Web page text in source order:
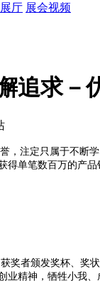
厅 展会视频
追求－
，注定只属于不断
得单笔数百万的产
奖者颁发奖杯、奖
业精神，牺牲小我、